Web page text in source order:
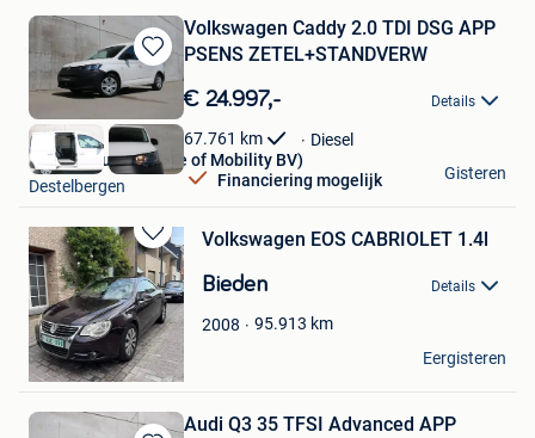
Bewaren
in
Favorieten
Volkswagen Caddy 2.0 TDI DSG APP
PSENS ZETEL+STANDVERW
€ 24.997,- Details
67.761 km Diesel
Financiering mogelijk
Debersaques (House of Mobility BV)
Destelbergen
Gisteren
Bewaren
in
Mijn
Favorieten
Volkswagen EOS CABRIOLET 1.4l
Bieden Details
2008 95.913 km
Talbeau
Destelbergen
Eergisteren
Audi Q3 35 TFSI Advanced APP